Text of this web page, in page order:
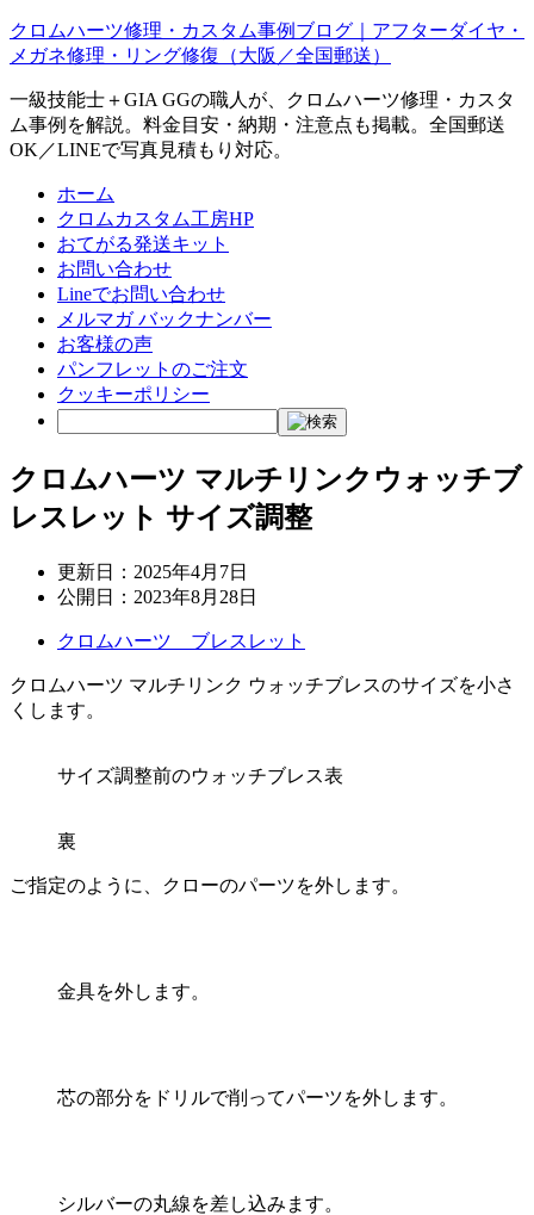
クロムハーツ修理・カスタム事例ブログ｜アフターダイヤ・
メガネ修理・リング修復（大阪／全国郵送）
一級技能士＋GIA GGの職人が、クロムハーツ修理・カスタ
ム事例を解説。料金目安・納期・注意点も掲載。全国郵送
OK／LINEで写真見積もり対応。
ホーム
クロムカスタム工房HP
おてがる発送キット
お問い合わせ
Lineでお問い合わせ
メルマガ バックナンバー
お客様の声
パンフレットのご注文
クッキーポリシー
クロムハーツ マルチリンクウォッチブ
レスレット サイズ調整
更新日： 2025年4月7日
公開日： 2023年8月28日
クロムハーツ ブレスレット
クロムハーツ マルチリンク ウォッチブレスのサイズを小さ
くします。
サイズ調整前のウォッチブレス表
裏
ご指定のように、クローのパーツを外します。
金具を外します。
芯の部分をドリルで削ってパーツを外します。
シルバーの丸線を差し込みます。